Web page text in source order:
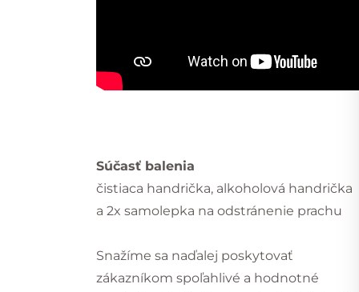
Súčasť balenia
čistiaca handrička, alkoholová handrička
a 2x samolepka na odstránenie prachu
Snažíme sa naďalej poskytovať
zákazníkom spoľahlivé a hodnotné